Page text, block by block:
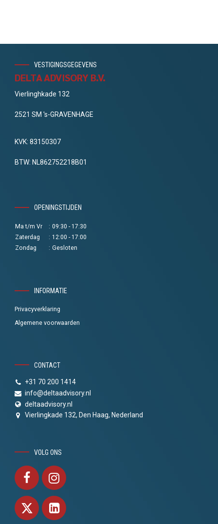
VESTIGINGSGEGEVENS
DELTA ADVISORY B.V.
Vierlinghkade 132
2521 SM 's-GRAVENHAGE
KVK: 83150307
BTW: NL862752218B01
OPENINGSTIJDEN
Ma t/m Vr : 09:30 - 17:30
Zaterdag
: 12:00 - 17:00
Zondag
: Gesloten
INFORMATIE
Privacyverklaring
Algemene voorwaarden
CONTACT
+31 70 200 1414
info@deltaadvisory.nl
deltaadvisory.nl
Vierlingkade 132, Den Haag, Nederland
VOLG ONS